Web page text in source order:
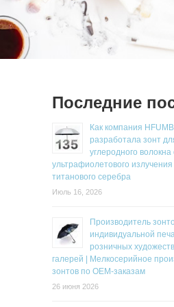
Последние
Как компания
разработала зонт
углеродного
ультрафиолетового
титанового серебра
Июль 16, 2026
Производитель
индивидуальной
розничных
галерей | Мелкосерийное
зонтов по OEM-заказам
26 июня 2026